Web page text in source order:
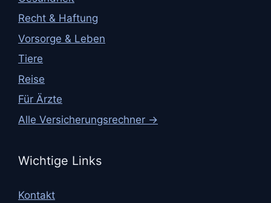
Recht & Haftung
Vorsorge & Leben
Tiere
Reise
Für Ärzte
Alle Versicherungsrechner →
Wichtige Links
Kontakt